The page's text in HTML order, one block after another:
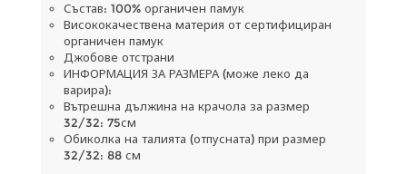
Състав: 100% органичен памук
Висококачествена материя от сертифициран
органичен памук
Джобове отстрани
ИНФОРМАЦИЯ ЗА РАЗМЕРА (може леко да
варира):
Вътрешна дължина на крачола за размер
32/32: 75см
Обиколка на талията (отпусната) при размер
32/32: 88 см